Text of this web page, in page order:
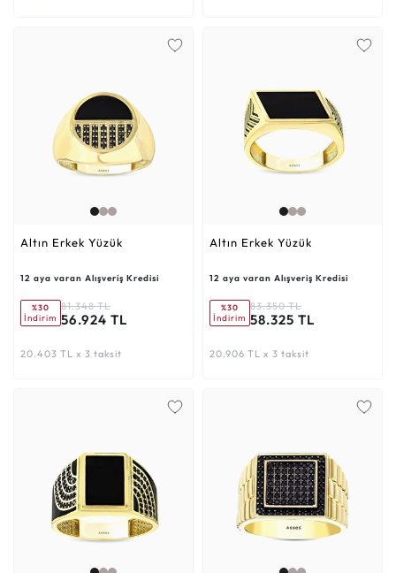
Altın Erkek Yüzük
12 aya varan Alışveriş Kredisi
%30
İndirim
81.348 TL
56.924 TL
20.403 TL x 3 taksit
Altın Erkek Yüzük
12 aya varan Alışveriş Kredisi
%30
İndirim
83.350 TL
58.325 TL
20.906 TL x 3 taksit